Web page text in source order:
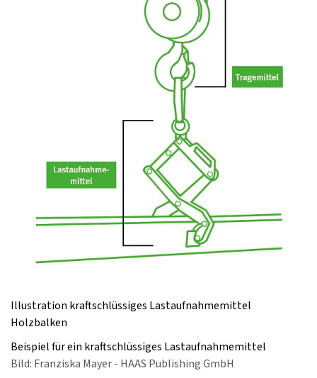
Illustration kraftschlüssiges Lastaufnahmemittel
Holzbalken
Beispiel für ein kraftschlüssiges Lastaufnahmemittel
Bild: Franziska Mayer - HAAS Publishing GmbH